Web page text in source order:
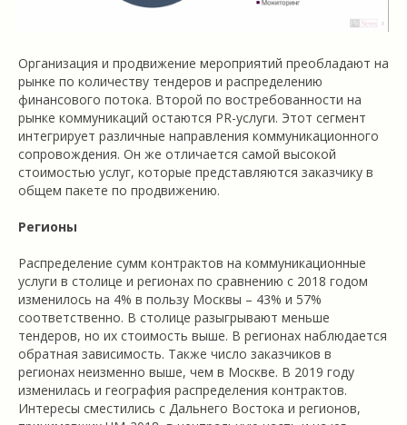
Организация и продвижение мероприятий преобладают на
рынке по количеству тендеров и распределению
финансового потока. Второй по востребованности на
рынке коммуникаций остаются PR-услуги. Этот сегмент
интегрирует различные направления коммуникационного
сопровождения. Он же отличается самой высокой
стоимостью услуг, которые представляются заказчику в
общем пакете по продвижению.
Регионы
Распределение сумм контрактов на коммуникационные
услуги в столице и регионах по сравнению с 2018 годом
изменилось на 4% в пользу Москвы – 43% и 57%
соответственно. В столице разыгрывают меньше
тендеров, но их стоимость выше. В регионах наблюдается
обратная зависимость. Также число заказчиков в
регионах неизменно выше, чем в Москве. В 2019 году
изменилась и география распределения контрактов.
Интересы сместились с Дальнего Востока и регионов,